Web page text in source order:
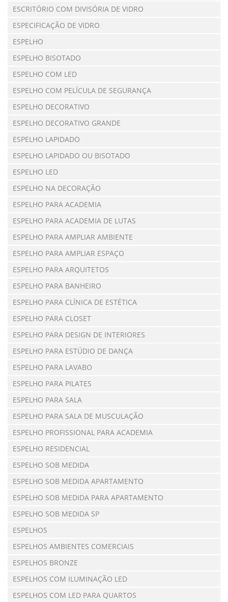
ESCRITÓRIO COM DIVISÓRIA DE VIDRO
ESPECIFICAÇÃO DE VIDRO
ESPELHO
ESPELHO BISOTADO
ESPELHO COM LED
ESPELHO COM PELÍCULA DE SEGURANÇA
ESPELHO DECORATIVO
ESPELHO DECORATIVO GRANDE
ESPELHO LAPIDADO
ESPELHO LAPIDADO OU BISOTADO
ESPELHO LED
ESPELHO NA DECORAÇÃO
ESPELHO PARA ACADEMIA
ESPELHO PARA ACADEMIA DE LUTAS
ESPELHO PARA AMPLIAR AMBIENTE
ESPELHO PARA AMPLIAR ESPAÇO
ESPELHO PARA ARQUITETOS
ESPELHO PARA BANHEIRO
ESPELHO PARA CLÍNICA DE ESTÉTICA
ESPELHO PARA CLOSET
ESPELHO PARA DESIGN DE INTERIORES
ESPELHO PARA ESTÚDIO DE DANÇA
ESPELHO PARA LAVABO
ESPELHO PARA PILATES
ESPELHO PARA SALA
ESPELHO PARA SALA DE MUSCULAÇÃO
ESPELHO PROFISSIONAL PARA ACADEMIA
ESPELHO RESIDENCIAL
ESPELHO SOB MEDIDA
ESPELHO SOB MEDIDA APARTAMENTO
ESPELHO SOB MEDIDA PARA APARTAMENTO
ESPELHO SOB MEDIDA SP
ESPELHOS
ESPELHOS AMBIENTES COMERCIAIS
ESPELHOS BRONZE
ESPELHOS COM ILUMINAÇÃO LED
ESPELHOS COM LED PARA QUARTOS